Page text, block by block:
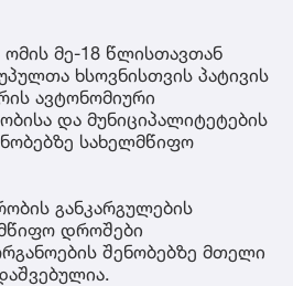
ომის მე-18 წლისთავთან
ხსოვნისთვის პატივის
ავტონომიური
და მუნიციპალიტეტების
სახელმწიფო
განკარგულების
დროშები
შენობებზე მთელი